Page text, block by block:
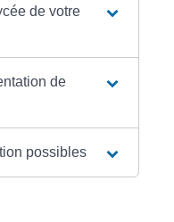
de votre
de
possibles